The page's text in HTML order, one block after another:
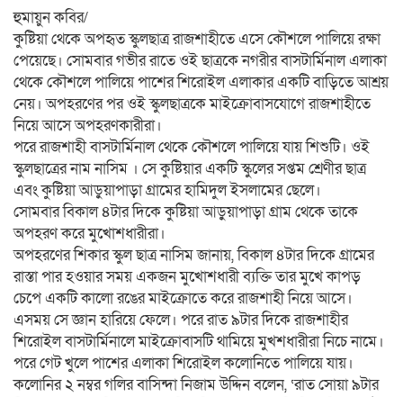
হুমায়ুন কবির/
কুষ্টিয়া থেকে অপহৃত স্কুলছাত্র রাজশাহীতে এসে কৌশলে পালিয়ে রক্ষা
পেয়েছে। সোমবার গভীর রাতে ওই ছাত্রকে নগরীর বাসটার্মিনাল এলাকা
থেকে কৌশলে পালিয়ে পাশের শিরোইল এলাকার একটি বাড়িতে আশ্রয়
নেয়। অপহরণের পর ওই স্কুলছাত্রকে মাইক্রোবাসযোগে রাজশাহীতে
নিয়ে আসে অপহরণকারীরা।
পরে রাজশাহী বাসটার্মিনাল থেকে কৌশলে পালিয়ে যায় শিশুটি। ওই
স্কুলছাত্রের নাম নাসিম । সে কুষ্টিয়ার একটি স্কুলের সপ্তম শ্রেণীর ছাত্র
এবং কুষ্টিয়া আড়ুয়াপাড়া গ্রামের হামিদুল ইসলামের ছেলে।
সোমবার বিকাল ৪টার দিকে কুষ্টিয়া আড়ুয়াপাড়া গ্রাম থেকে তাকে
অপহরণ করে মুখোশধারীরা।
অপহরণের শিকার স্কুল ছাত্র নাসিম জানায়, বিকাল ৪টার দিকে গ্রামের
রাস্তা পার হওয়ার সময় একজন মুখোশধারী ব্যক্তি তার মুখে কাপড়
চেপে একটি কালো রঙের মাইক্রোতে করে রাজশাহী নিয়ে আসে।
এসময় সে জ্ঞান হারিয়ে ফেলে। পরে রাত ৯টার দিকে রাজশাহীর
শিরোইল বাসটার্মিনালে মাইক্রোবাসটি থামিয়ে মুখশধারীরা নিচে নামে।
পরে গেট খুলে পাশের এলাকা শিরোইল কলোনিতে পালিয়ে যায়।
কলোনির ২ নম্বর গলির বাসিন্দা নিজাম উদ্দিন বলেন, ‘রাত সোয়া ৯টার